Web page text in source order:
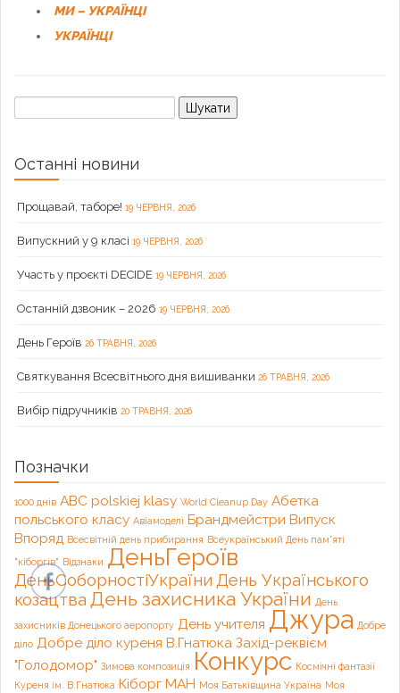
МИ – УКРАЇНЦІ
УКРАЇНЦІ
Пошук:
Останні новини
Прощавай, таборе! 19 ЧЕРВНЯ, 2026
Випускний у 9 класі 19 ЧЕРВНЯ, 2026
Участь у проєкті DECIDE 19 ЧЕРВНЯ, 2026
Останній дзвоник – 2026 19 ЧЕРВНЯ, 2026
День Героїв 26 ТРАВНЯ, 2026
Святкування Всесвітнього дня вишиванки 26 ТРАВНЯ, 2026
Вибір підручників 20 ТРАВНЯ, 2026
Позначки
1000 днів ABC polskiej klasy World Cleanup Day Абетка
польського класу Авіамоделі Брандмейстри Випуск
Впоряд Всесвітній день прибирання Всеукраїнський День пам'яті
"кіборгів" Відзнаки ДеньГероїв
ДеньСоборностіУкраїни День Українського
козацтва День захисника України День
захисників Донецького аеропорту День учителя Джура Добре
діло Добре діло куреня В.Гнатюка Захід-реквієм
"Голодомор" Зимова композиція Конкурс Космічні фантазії
Куреня ім. В.Гнатюка Кіборг МАН Моя Батьківщина Україна Моя